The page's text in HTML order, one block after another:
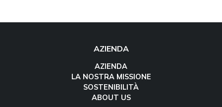
AZIENDA
AZIENDA
LA NOSTRA MISSIONE
SOSTENIBILITÀ
ABOUT US